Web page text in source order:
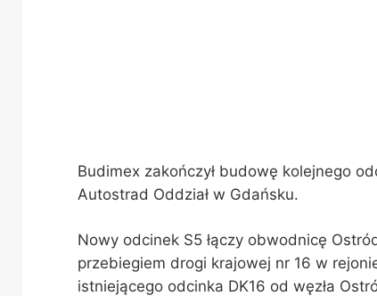
Budimex zakończył budowę kolejnego
Autostrad Oddział w Gdańsku.
Nowy odcinek S5 łączy obwodnicę
przebiegiem drogi krajowej nr 16 w
istniejącego odcinka ‎DK16 od węzła